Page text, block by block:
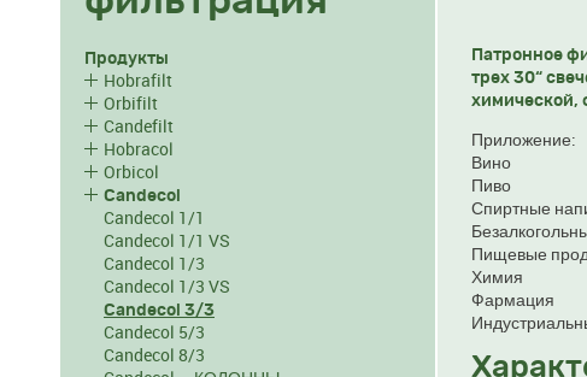
Продукты
Hobrafilt
Orbifilt
Candefilt
Hobracol
Orbicol
Candecol
Candecol 1/1
Candecol 1/1 VS
Candecol 1/3
Candecol 1/3 VS
Candecol 3/3
Candecol 5/3
Candecol 8/3
Патронное
трех 30“
химической,
Приложение:
Вино
Пиво
Спиртные
Пищевые
Химия
Фармация